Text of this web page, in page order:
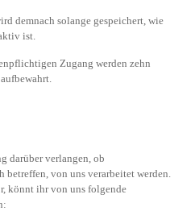
demnach solange gespeichert, wie
ist.
Zugang werden zehn
darüber verlangen, ob
betreffen, von uns verarbeitet werden.
könnt ihr von uns folgende